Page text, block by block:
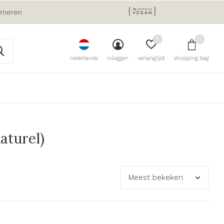
nederlands inloggen verlanglijst
0
shopping bag
0